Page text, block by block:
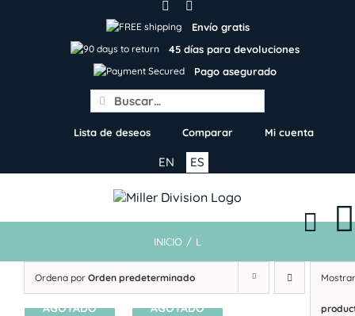
Envío gratis
45 días para devoluciones
Pago asegurado
Search
for:
Lista de deseos Comparar Mi cuenta
ES
EN
INICIO / L
Ordena por Orden predeterminado
AGOTADO
AGOTADO